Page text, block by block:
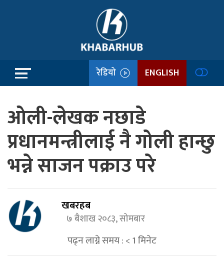
रेडियो ENGLISH
ओली-लेखक नछाडे
प्रधानमन्त्रीलाई नै गोली हान्छु
भन्ने‍ साजन पक्राउ परे
खबरहब
७ बैशाख २०८३, सोमबार
पढ्न लाग्ने समय :< 1मिनेट